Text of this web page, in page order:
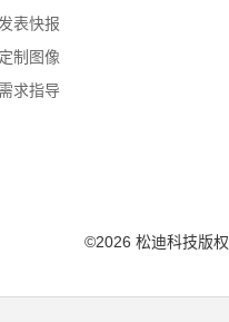
发表快报
定制图像
需求指导
©2026 松迪科技版